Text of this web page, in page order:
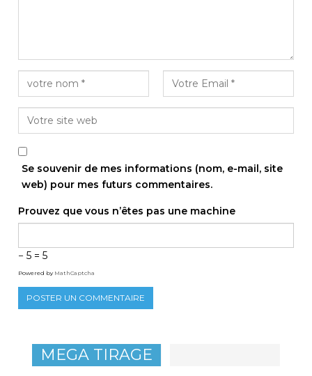
Se souvenir de mes informations (nom, e-mail, site
web) pour mes futurs commentaires.
Prouvez que vous n’êtes pas une machine
− 5 = 5
Powered by MathCaptcha
MEGA TIRAGE